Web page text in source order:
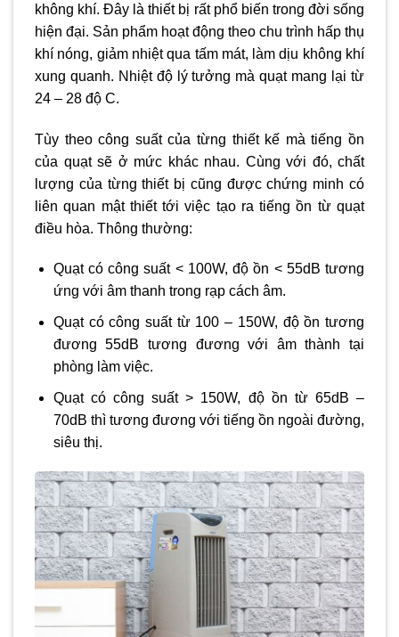
không khí. Đây là thiết bị rất phổ biến trong đời sống
hiện đại. Sản phẩm hoạt động theo chu trình hấp thụ
khí nóng, giảm nhiệt qua tấm mát, làm dịu không khí
xung quanh. Nhiệt độ lý tưởng mà quạt mang lại từ
24 – 28 độ C.
Tùy theo công suất của từng thiết kế mà tiếng ồn
của quạt sẽ ở mức khác nhau. Cùng với đó, chất
lượng của từng thiết bị cũng được chứng minh có
liên quan mật thiết tới việc tạo ra tiếng ồn từ quạt
điều hòa. Thông thường:
Quạt có công suất < 100W, độ ồn < 55dB tương
ứng với âm thanh trong rạp cách âm.
Quạt có công suất từ 100 – 150W, độ ồn tương
đương 55dB tương đương với âm thành tại
phòng làm việc.
Quạt có công suất > 150W, độ ồn từ 65dB –
70dB thì tương đương với tiếng ồn ngoài đường,
siêu thị.